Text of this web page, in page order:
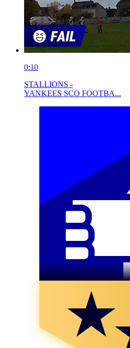
0:10
STALLIONS -
YANKEES SCO FOOTBA...